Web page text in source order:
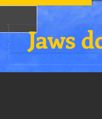
Jaws